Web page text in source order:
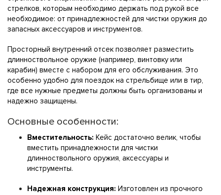
стрелков, которым необходимо держать под рукой все
необходимое: от принадлежностей для чистки оружия до
запасных аксессуаров и инструментов.
Просторный внутренний отсек позволяет разместить
длинноствольное оружие (например, винтовку или
карабин) вместе с набором для его обслуживания. Это
особенно удобно для поездок на стрельбище или в тир,
где все нужные предметы должны быть организованы и
надежно защищены.
Основные особенности:
Вместительность: Кейс достаточно велик, чтобы
вместить принадлежности для чистки
длинноствольного оружия, аксессуары и
инструменты.
Надежная конструкция: Изготовлен из прочного